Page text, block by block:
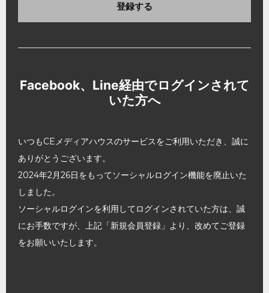
登録する
Facebook、Line経由でログインされて
いた方へ
いつもCEメディアハウスのサービスをご利用いただき、誠に
ありがとうございます。
2024年2月26日をもってソーシャルログイン機能を廃止いた
しました。
ソーシャルログインを利用してログインされていた方は、誠
にお手数ですが、上記「新規会員登録」より、改めてご登録
をお願いいたします。